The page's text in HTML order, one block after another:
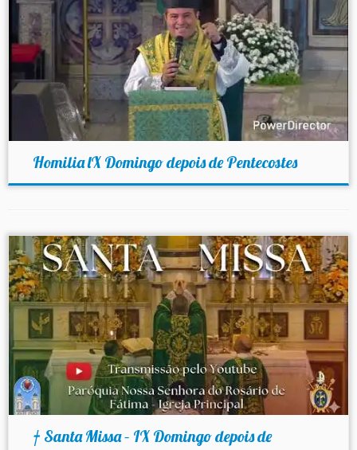
Homilia lX Domingo depois de Pentecostes
† Santa Missa – IX Domingo depois de